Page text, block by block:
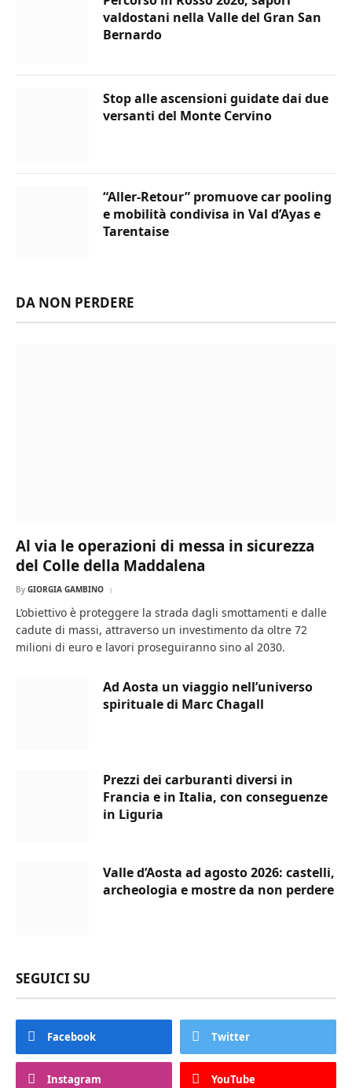
valdostani nella Valle del Gran San
Bernardo
Stop alle ascensioni guidate dai due
versanti del Monte Cervino
“Aller-Retour” promuove car pooling
e mobilità condivisa in Val d’Ayas e
Tarentaise
DA NON PERDERE
Al via le operazioni di messa in sicurezza
del Colle della Maddalena
By GIORGIA GAMBINO
L’obiettivo è proteggere la strada dagli smottamenti e dalle
cadute di massi, attraverso un investimento da oltre 72
milioni di euro e lavori proseguiranno sino al 2030.
Ad Aosta un viaggio nell’universo
spirituale di Marc Chagall
Prezzi dei carburanti diversi in
Francia e in Italia, con conseguenze
in Liguria
Valle d’Aosta ad agosto 2026: castelli,
archeologia e mostre da non perdere
SEGUICI SU
Facebook Twitter
Instagram YouTube